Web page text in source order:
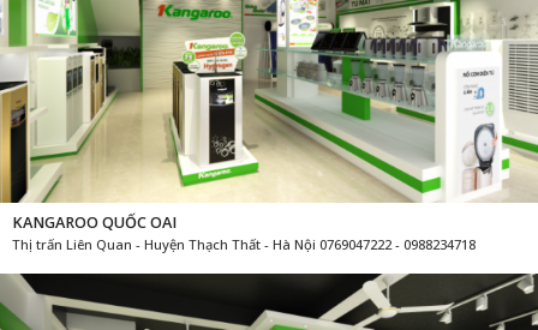
KANGAROO QUỐC OAI
Thị trấn Liên Quan - Huyện Thạch Thất - Hà Nội 0769047222 - 0988234718